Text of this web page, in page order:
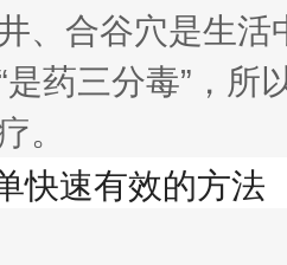
、合谷穴是生
药三分毒”，
。